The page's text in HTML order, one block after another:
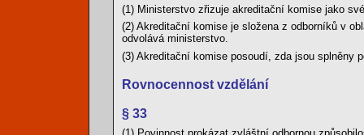
(1) Ministerstvo zřizuje akreditační komise jako
(2) Akreditační komise je složena z odborníků v
odvolává ministerstvo.
(3) Akreditační komise posoudí, zda jsou splněny
Rovnocennost vzdělání
§ 33